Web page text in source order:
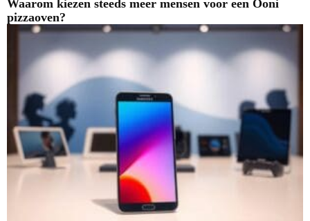
Waarom kiezen steeds meer mensen voor een Ooni
pizzaoven?